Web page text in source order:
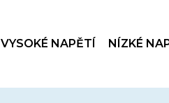
VYSOKÉ NAPĚTÍ NÍZKÉ